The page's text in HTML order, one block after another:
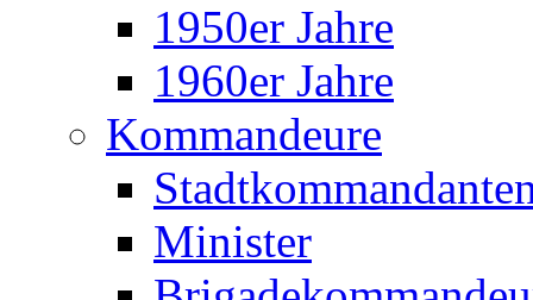
1950er Jahre
1960er Jahre
Kommandeure
Minister